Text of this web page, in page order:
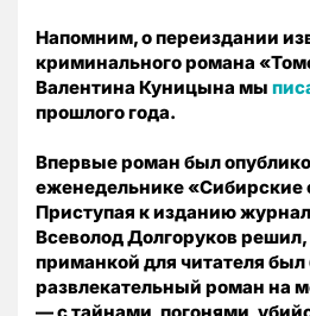
Напомним, о переиздании
криминального романа
Валентина Куницына мы
прошлого года.
Впервые роман был
еженедельнике «Сибирские
Приступая к изданию
Всеволод Долгоруков решил,
приманкой для читателя
развлекательный роман на
— с тайнами, погонями,